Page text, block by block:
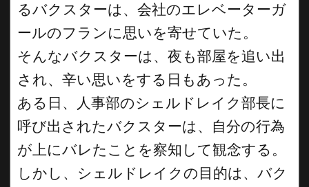
るバクスターは、会社のエレベーターガ
ールのフランに思いを寄せていた。
そんなバクスターは、夜も部屋を追い出
され、辛い思いをする日もあった。
ある日、人事部のシェルドレイク部長に
呼び出されたバクスターは、自分の行為
が上にバレたことを察知して観念する。
しかし、シェルドレイクの目的は、バク